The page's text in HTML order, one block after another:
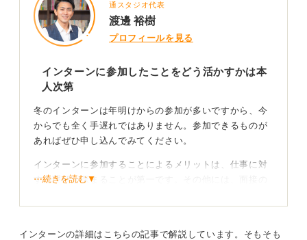
通スタジオ代表
渡邊 裕樹
プロフィールを見る
インターンに参加したことをどう活かすかは本
人次第
冬のインターンは年明けからの参加が多いですから、今
からでも全く手遅れではありません。参加できるものが
あればぜひ申し込んでみてください。
インターンに参加することによるメリットは、仕事に対
する理解が深まることが第一です。その他には、面接の
ります。
ただし、インターンに参加したこと自体で有利になる、
⋯続きを読む▼
インターンの詳細はこちらの記事で解説しています。そもそも